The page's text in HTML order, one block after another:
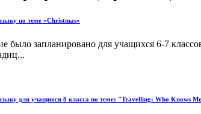
по теме «Сhristmas»
было запланировано для учащихся 6-7
для учащихся 8 класса по теме: "Travelling: Who Knows